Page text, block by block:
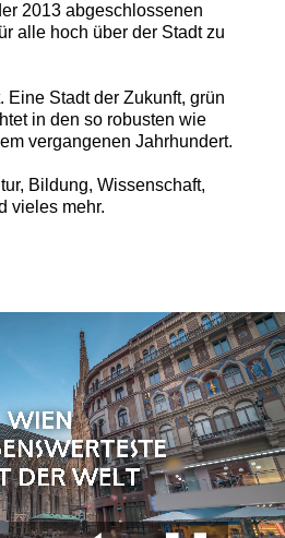
2013 abgeschlossenen
alle hoch über der Stadt zu
Eine Stadt der Zukunft, grün
in den so robusten wie
vergangenen Jahrhundert.
Bildung, Wissenschaft,
vieles mehr.